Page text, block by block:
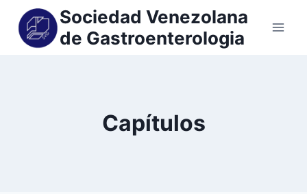
Sociedad Venezolana
de Gastroenterologia
Capítulos